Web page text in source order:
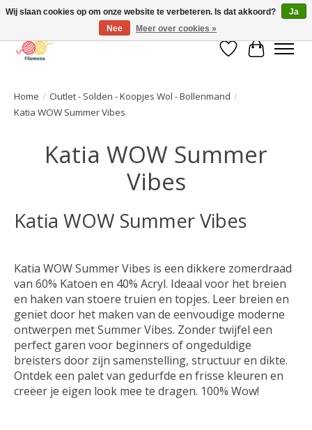
Verlanglijst
Home / Outlet - Solden - Koopjes Wol - Bollenmand /
Katia WOW Summer Vibes
Katia WOW Summer
Vibes
Katia WOW Summer Vibes
Katia WOW Summer Vibes is een dikkere zomerdraad
van 60% Katoen en 40% Acryl. Ideaal voor het breien
en haken van stoere truien en topjes. Leer breien en
geniet door het maken van de eenvoudige moderne
ontwerpen met Summer Vibes. Zonder twijfel een
perfect garen voor beginners of ongeduldige
breisters door zijn samenstelling, structuur en dikte.
Ontdek een palet van gedurfde en frisse kleuren en
creëer je eigen look mee te dragen. 100% Wow!
Wij slaan cookies op om onze website te verbeteren. Is dat akkoord?
Ja
Nee
Meer over cookies »